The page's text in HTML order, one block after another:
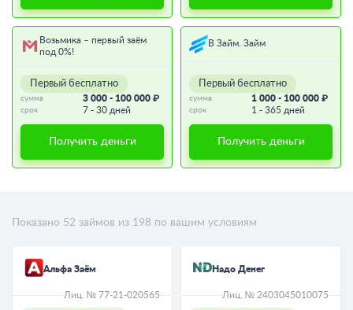
Возьмика – первый заём
под 0%!
Первый бесплатно
сумма 3 000 - 100 000 ₽
срок 7 - 30 дней
Получить деньги
В Займ. Займ
Первый бесплатно
сумма 1 000 - 100 000 ₽
срок 1 - 365 дней
Получить деньги
Показано 52 займов из 198 по вашим условиям
Альфа Заём
Лиц. № 77-21-020565
Надо Денег
Лиц. № 2403045010075